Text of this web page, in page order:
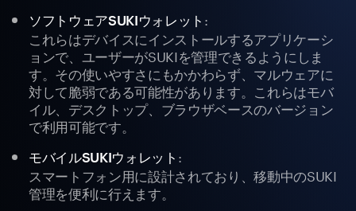
ソフトウェアSUKIウォレット :
これらはデバイスにインストールするアプリケーシ
ョンで、ユーザーがSUKIを管理できるようにしま
す。その使いやすさにもかかわらず、マルウェアに
対して脆弱である可能性があります。これらはモバ
イル、デスクトップ、ブラウザベースのバージョン
で利用可能です。
モバイルSUKIウォレット :
スマートフォン用に設計されており、移動中のSUKI
管理を便利に行えます。